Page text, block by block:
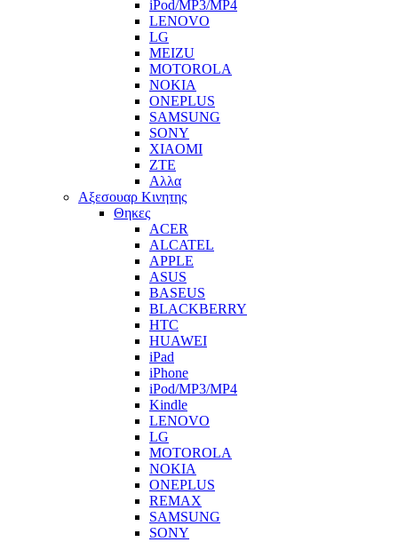
iPod/MP3/MP4
LENOVO
LG
MEIZU
MOTOROLA
NOKIA
ONEPLUS
SAMSUNG
SONY
XIAOMI
ZTE
Αλλα
Αξεσουαρ Κινητης
Θηκες
ACER
ALCATEL
APPLE
ASUS
BASEUS
BLACKBERRY
HTC
HUAWEI
iPad
iPhone
iPod/MP3/MP4
Kindle
LENOVO
LG
MOTOROLA
NOKIA
ONEPLUS
REMAX
SAMSUNG
SONY